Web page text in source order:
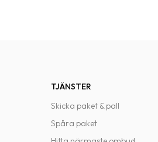
TJÄNSTER
Skicka paket & pall
Spåra paket